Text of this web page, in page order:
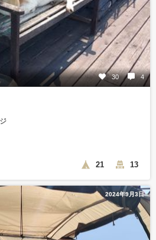
30 4
21 13
2024年9月3日